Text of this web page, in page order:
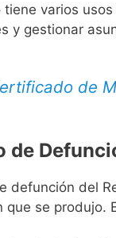
varios
y gestionar
de
de
defunción del
que se produjo.